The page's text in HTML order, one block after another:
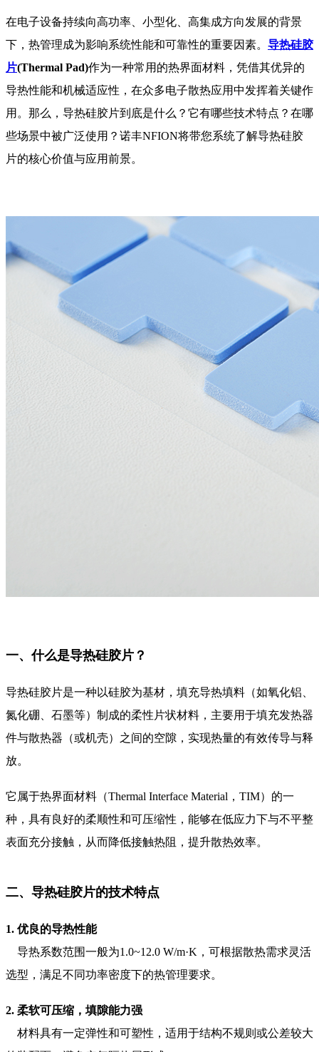
在电子设备持续向高功率、小型化、高集成方向发展的背景
下，热管理成为影响系统性能和可靠性的重要因素。 导热硅胶
片(Thermal Pad)作为一种常用的热界面材料，凭借其优异的
导热性能和机械适应性，在众多电子散热应用中发挥着关键作
用。那么，导热硅胶片到底是什么？它有哪些技术特点？在哪
些场景中被广泛使用？诺丰NFION将带您系统了解导热硅胶
片的核心价值与应用前景。
一、什么是导热硅胶片？
导热硅胶片是一种以硅胶为基材，填充导热填料（如氧化铝、
氮化硼、石墨等）制成的柔性片状材料，主要用于填充发热器
件与散热器（或机壳）之间的空隙，实现热量的有效传导与释
放。
它属于热界面材料（Thermal Interface Material，TIM）的一
种，具有良好的柔顺性和可压缩性，能够在低应力下与不平整
表面充分接触，从而降低接触热阻，提升散热效率。
二、导热硅胶片的技术特点
1. 优良的导热性能
导热系数范围一般为1.0~12.0 W/m·K，可根据散热需求灵活
选型，满足不同功率密度下的热管理要求。
2. 柔软可压缩，填隙能力强
材料具有一定弹性和可塑性，适用于结构不规则或公差较大